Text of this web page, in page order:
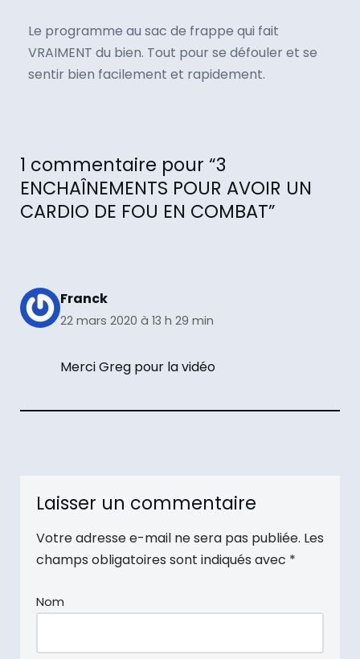
Le programme au sac de frappe qui fait
VRAIMENT du bien. Tout pour se défouler et se
sentir bien facilement et rapidement.
1 commentaire pour “3
ENCHAÎNEMENTS POUR AVOIR UN
CARDIO DE FOU EN COMBAT”
Franck
22 mars 2020 à 13 h 29 min
Merci Greg pour la vidéo
Laisser un commentaire
Votre adresse e-mail ne sera pas publiée. Les
champs obligatoires sont indiqués avec *
Nom